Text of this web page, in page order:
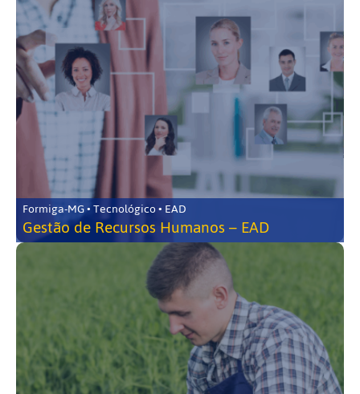
Formiga-MG • Tecnológico • EAD
Gestão de Recursos Humanos – EAD